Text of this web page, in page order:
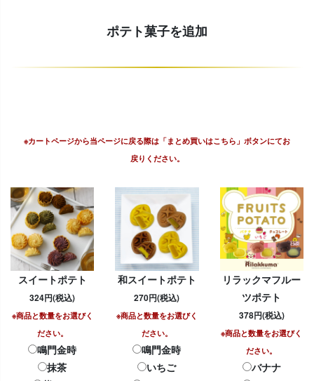
ポテト菓子を追加
※カートページから当ページに戻る際は「まとめ買いはこちら」ボタンにてお
戻りください。
スイートポテト
324円(税込)
※商品と数量をお選びく
ださい。
鳴門金時
抹茶
和スイートポテト
270円(税込)
※商品と数量をお選びく
ださい。
鳴門金時
いちご
リラックマフルー
ツポテト
378円(税込)
※商品と数量をお選びく
ださい。
バナナ